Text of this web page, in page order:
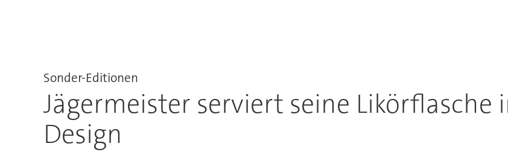
Sonder-Editionen
Jägermeister serviert seine
Design